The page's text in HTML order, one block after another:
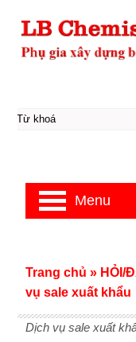
Dịch vụ sale xuất
Trang chủ » HỎI/
vụ sale xuất khẩu
Menu